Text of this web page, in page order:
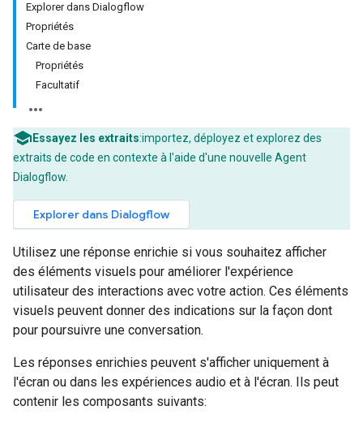
Explorer dans Dialogflow
Propriétés
Carte de base
Propriétés
Facultatif
Essayez les extraits:importez, déployez et explorez des
extraits de code en contexte à l'aide d'une nouvelle Agent
Dialogflow.
Explorer dans Dialogflow
Utilisez une réponse enrichie si vous souhaitez afficher
des éléments visuels pour améliorer l'expérience
utilisateur des interactions avec votre action. Ces éléments
visuels peuvent donner des indications sur la façon dont
pour poursuivre une conversation.
Les réponses enrichies peuvent s'afficher uniquement à
l'écran ou dans les expériences audio et à l'écran. Ils peut
contenir les composants suivants: